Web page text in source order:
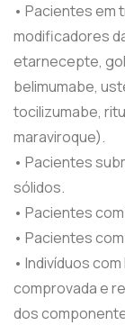
• Pacientes em
modificadores
etarnecepte,
belimumabe,
tocilizumabe,
maraviroque).
• Pacientes
sólidos.
• Pacientes
• Pacientes
• Indivíduos
comprovada e
dos